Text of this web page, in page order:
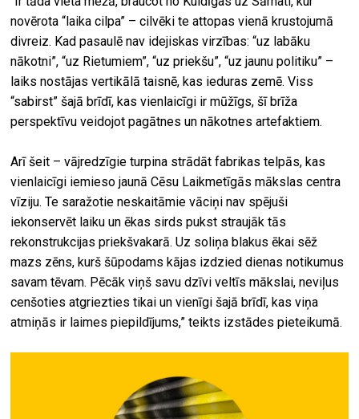
novērota “laika cilpa” – cilvēki te attopas vienā krustojumā
divreiz. Kad pasaulē nav idejiskas virzības: “uz labāku
nākotni”, “uz Rietumiem”, “uz priekšu”, “uz jaunu politiku” –
laiks nostājas vertikālā taisnē, kas ieduras zemē. Viss
“sabirst” šajā brīdī, kas vienlaicīgi ir mūžīgs, šī brīža
perspektīvu veidojot pagātnes un nākotnes artefaktiem.
Arī šeit – vājredzīgie turpina strādāt fabrikas telpās, kas
vienlaicīgi iemieso jaunā Cēsu Laikmetīgās mākslas centra
vīziju. Te saražotie neskaitāmie vāciņi nav spējuši
iekonservēt laiku un ēkas sirds pukst straujāk tās
rekonstrukcijas priekšvakarā. Uz soliņa blakus ēkai sēž
mazs zēns, kurš šūpodams kājas izdzied dienas notikumus
savam tēvam. Pēcāk viņš savu dzīvi veltīs mākslai, neviļus
cenšoties atgriezties tikai un vienīgi šajā brīdī, kas viņa
atmiņās ir laimes piepildījums,” teikts izstādes pieteikumā.